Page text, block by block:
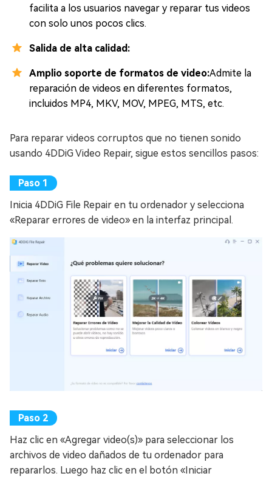
facilita a los usuarios navegar y reparar tus videos
con solo unos pocos clics.
Salida de alta calidad:
Amplio soporte de formatos de video:Admite la
reparación de videos en diferentes formatos,
incluidos MP4, MKV, MOV, MPEG, MTS, etc.
Para reparar videos corruptos que no tienen sonido
usando 4DDiG Video Repair, sigue estos sencillos pasos:
Inicia 4DDiG File Repair en tu ordenador y selecciona
«Reparar errores de video» en la interfaz principal.
Haz clic en «Agregar video(s)» para seleccionar los
archivos de video dañados de tu ordenador para
repararlos. Luego haz clic en el botón «Iniciar